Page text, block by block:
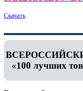
Скачать
«100 лучших